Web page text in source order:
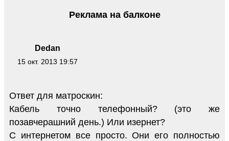
Dedan
15 окт. 2013 19:57
Реклама на балконе
Ответ для матроскин:
Кабель точно телефонный? (это же
позавчерашний день.) Или изернет?
С интернетом все просто. Они его полностью